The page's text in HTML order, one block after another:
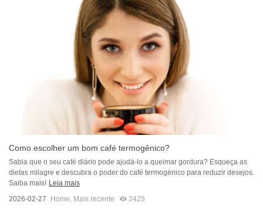
Como escolher um bom café termogênico?
Sabia que o seu café diário pode ajudá-lo a queimar gordura? Esqueça as
dietas milagre e descubra o poder do café termogénico para reduzir desejos.
Saiba mais! Leia mais
2026-02-27
Home, Mais recente 2425